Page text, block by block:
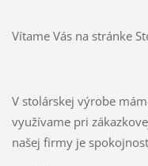
Vítame Vás na stránke
V stolárskej výrobe
využívame pri
našej firmy je